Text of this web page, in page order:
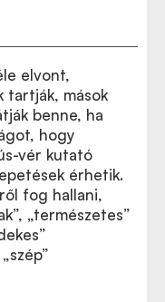
elvont,
tartják, mások
benne, ha
hogy
vér kutató
érhetik.
fog hallani,
„természetes”
„szép”